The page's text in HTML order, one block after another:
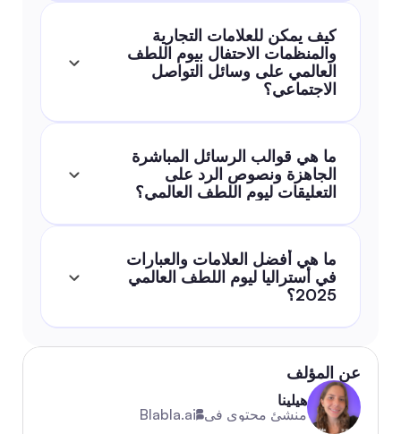
الاجتماعي؟
التعليقات ليوم اللطف العالمي؟
2025؟
عن المؤلف
هيلينا
منشئ محتوى في Blabla.ai